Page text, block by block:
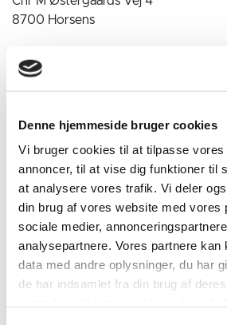
Denne hjemmeside bruger cookies
Vi bruger cookies til at tilpasse vores
annoncer, til at vise dig funktioner til
at analysere vores trafik. Vi deler
din brug af vores website med vores
sociale medier,
analysepartnere. Vores partnere kan
data med andre oplysninger, du har
de har indsamlet fra din brug af
8700 Horsens
Tlf.:76 29 29 29
E-mail:
eller følsomme personoplysninger.
Hvor har vi dine
Horsens Kommune indsamler kun
din repræsentant.
Andre modtagere af dine